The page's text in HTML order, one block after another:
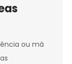
ou má